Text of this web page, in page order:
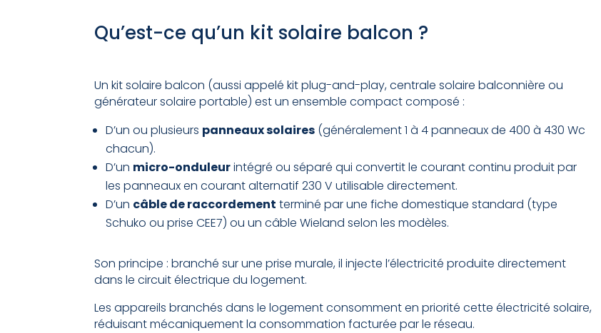
Qu’est-ce qu’un kit solaire balcon ?
Un kit solaire balcon (aussi appelé kit plug-and-play, centrale solaire balconnière ou
générateur solaire portable) est un ensemble compact composé :
D’un ou plusieurs panneaux solaires (généralement 1 à 4 panneaux de 400 à 430 Wc
chacun).
D’un micro-onduleurintégré ou séparé qui convertit le courant continu produit par
les panneaux en courant alternatif 230 V utilisable directement.
D’un câble de raccordement terminé par une fiche domestique standard (type
Schuko ou prise CEE7) ou un câble Wieland selon les modèles.
Son principe : branché sur une prise murale, il injecte l’électricité produite directement
dans le circuit électrique du logement.
Les appareils branchés dans le logement consomment en priorité cette électricité solaire,
réduisant mécaniquement la consommation facturée par le réseau.